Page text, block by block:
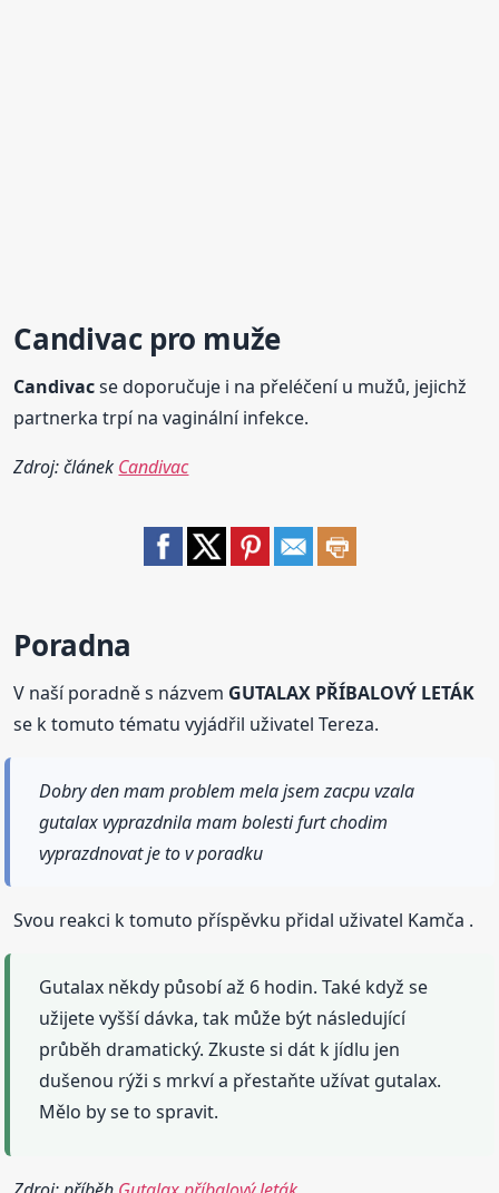
Candivacpro muže
Candivacse doporučuje i na přeléčení u mužů, jejichž
partnerka trpí na vaginální infekce.
Zdroj: článek Candivac
Poradna
V naší poradně s názvem GUTALAX PŘÍBALOVÝ LETÁK
se k tomuto tématu vyjádřil uživatel Tereza.
Dobry den mam problem mela jsem zacpu vzala
gutalax vyprazdnila mam bolesti furt chodim
vyprazdnovat je to v poradku
Svou reakci k tomuto příspěvku přidal uživatel Kamča .
Gutalax někdy působí až 6 hodin. Také když se
užijete vyšší dávka, tak může být následující
průběh dramatický. Zkuste si dát k jídlu jen
dušenou rýži s mrkví a přestaňte užívat gutalax.
Mělo by se to spravit.